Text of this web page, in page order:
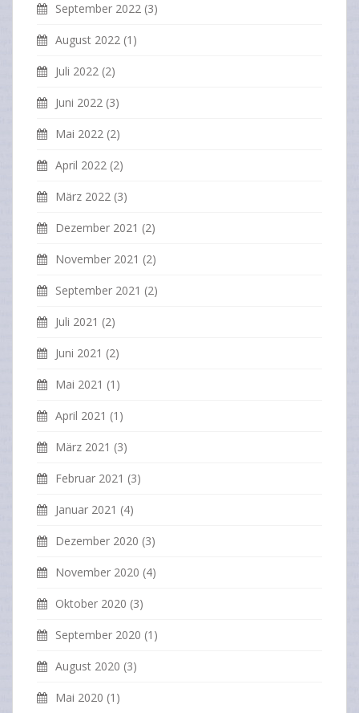
September 2022 (3)
August 2022 (1)
Juli 2022 (2)
Juni 2022 (3)
Mai 2022 (2)
April 2022 (2)
März 2022 (3)
Dezember 2021 (2)
November 2021 (2)
September 2021 (2)
Juli 2021 (2)
Juni 2021 (2)
Mai 2021 (1)
April 2021 (1)
März 2021 (3)
Februar 2021 (3)
Januar 2021 (4)
Dezember 2020 (3)
November 2020 (4)
Oktober 2020 (3)
September 2020 (1)
August 2020 (3)
Mai 2020 (1)